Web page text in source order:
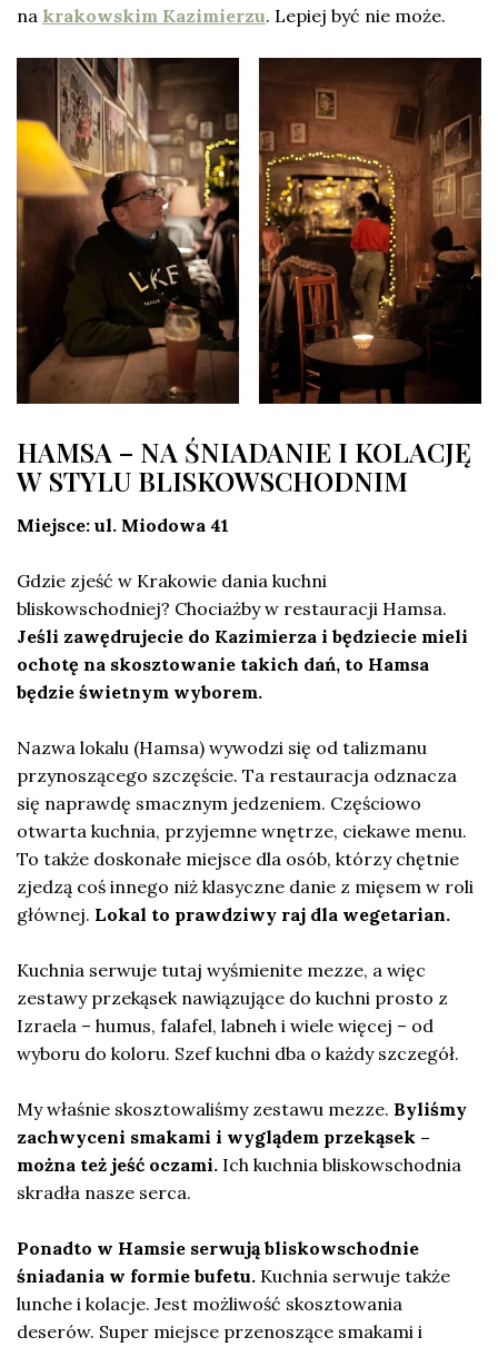
na krakowskim Kazimierzu. Lepiej być nie może.
HAMSA – NA ŚNIADANIE I KOLACJĘ
W STYLU BLISKOWSCHODNIM
Miejsce: ul. Miodowa 41
Gdzie zjeść w Krakowie dania kuchni
bliskowschodniej? Chociażby w restauracji Hamsa.
Jeśli zawędrujecie do Kazimierza i będziecie mieli
ochotę na skosztowanie takich dań, to Hamsa
będzie świetnym wyborem.
Nazwa lokalu (Hamsa) wywodzi się od talizmanu
przynoszącego szczęście. Ta restauracja odznacza
się naprawdę smacznym jedzeniem. Częściowo
otwarta kuchnia, przyjemne wnętrze, ciekawe menu.
To także doskonałe miejsce dla osób, którzy chętnie
zjedzą coś innego niż klasyczne danie z mięsem w roli
głównej. Lokal to prawdziwy raj dla wegetarian.
Kuchnia serwuje tutaj wyśmienite mezze, a więc
zestawy przekąsek nawiązujące do kuchni prosto z
Izraela – humus, falafel, labneh i wiele więcej – od
wyboru do koloru. Szef kuchni dba o każdy szczegół.
My właśnie skosztowaliśmy zestawu mezze. Byliśmy
zachwyceni smakami i wyglądem przekąsek –
można też jeść oczami. Ich kuchnia bliskowschodnia
skradła nasze serca.
Ponadto w Hamsie serwują bliskowschodnie
śniadania w formie bufetu. Kuchnia serwuje także
lunche i kolacje. Jest możliwość skosztowania
deserów. Super miejsce przenoszące smakami i